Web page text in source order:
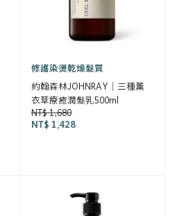
修護染燙乾燥髮質
約翰森林JOHNRAY｜三種薰
衣草療癒潤髮乳500ml
NT$ 1,680
NT$ 1,428